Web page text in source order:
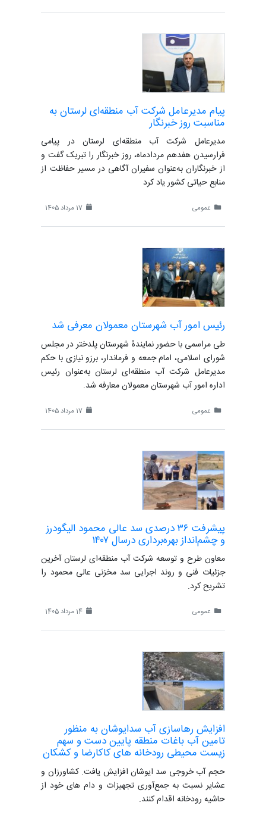
پیام مدیرعامل شرکت آب منطقه‌ای لرستان به
مناسبت روز خبرنگار
مدیرعامل شرکت آب منطقه‌ای لرستان در پیامی
فرارسیدن هفدهم مردادماه، روز خبرنگار را تبریک گفت و
از خبرنگاران به‌عنوان سفیران آگاهی در مسیر حفاظت از
منابع حیاتی کشور یاد کرد
عمومی
رئیس امور آب شهرستان معمولان معرفی شد
طی مراسمی با حضور نمایندهٔ شهرستان پلدختر در مجلس
شورای اسلامی، امام جمعه و فرماندار، برزو نیازی با حکم
مدیرعامل شرکت آب منطقه‌ای لرستان به‌عنوان رئیس
اداره امور آب شهرستان معمولان معارفه شد.
عمومی
پیشرفت ۳۶ درصدی سد عالی محمود الیگودرز
و چشم‌انداز بهره‌برداری درسال ۱۴۰۷
معاون طرح و توسعه شرکت آب منطقه‌ای لرستان آخرین
جزئیات فنی و روند اجرایی سد مخزنی عالی محمود را
تشریح کرد.
عمومی
افزایش رهاسازی آب سدایوشان به منظور
تامین آب باغات منطقه پایین دست و سهم
زیست محیطی رودخانه های کاکارضا و کشکان
حجم آب خروجی سد ایوشان افزایش یافت. کشاورزان و
عشایر نسبت به جمع‌آوری تجهیزات و دام های خود از
حاشیه رودخانه اقدام کنند.